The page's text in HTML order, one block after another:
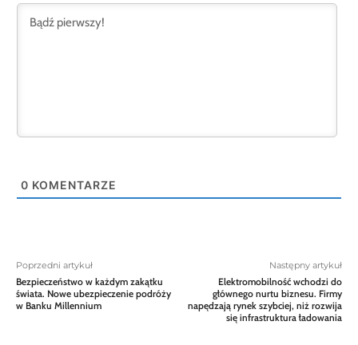
0 KOMENTARZE
Poprzedni artykuł
Bezpieczeństwo w każdym zakątku
świata. Nowe ubezpieczenie podróży
w Banku Millennium
Następny artykuł
Elektromobilność wchodzi do
głównego nurtu biznesu. Firmy
napędzają rynek szybciej, niż rozwija
się infrastruktura ładowania